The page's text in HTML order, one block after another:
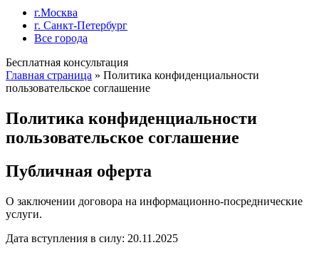
г.Москва
г. Санкт-Петербург
Все города
Бесплатная консультация
Главная страница » Политика конфиденциальности
пользовательское соглашение
Политика конфиденциальности
пользовательское соглашение
Публичная оферта
О заключении договора на информационно-посреднические
услуги.
Дата вступления в силу: 20.11.2025